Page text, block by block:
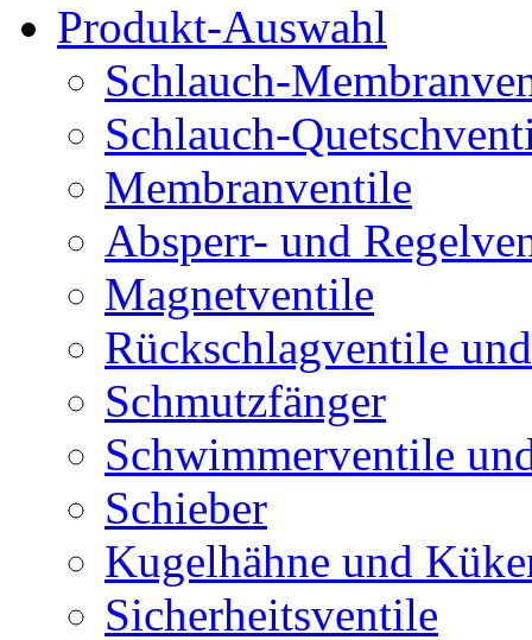
Produkt-Auswahl
Schlauch-
Schlauch-
Membranventile
Absperr- und
Magnetventile
Rückschlagventile
Schmutzfänger
Schwimmerventile
Schieber
Kugelhähne und
Sicherheitsventile